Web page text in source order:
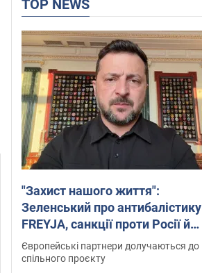
TOP NEWS
"Захист нашого життя":
Зеленський про антибалістику
FREYJA, санкції проти Росії й
підтримку аграріїв. Відео
Європейські партнери долучаються до
спільного проєкту